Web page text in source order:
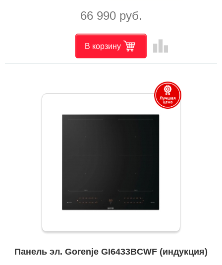
66 990 руб.
В корзину leaderboard
Панель эл. Gorenje GI6433BCWF (индукция)